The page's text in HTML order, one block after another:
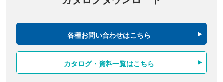
各種お問い合わせはこちら
カタログ・資料一覧はこちら